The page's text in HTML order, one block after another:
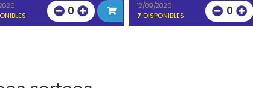
0
12/09/2026
7 DISPONIBLES 0